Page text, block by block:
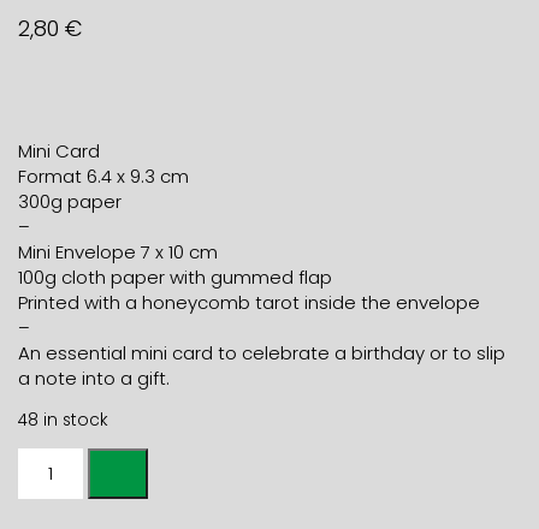
2,80 €
Mini Card
Format 6.4 x 9.3 cm
300g paper
–
Mini Envelope 7 x 10 cm
100g cloth paper with gummed flap
Printed with a honeycomb tarot inside the envelope
–
An essential mini card to celebrate a birthday or to slip
a note into a gift.
48 in stock
card